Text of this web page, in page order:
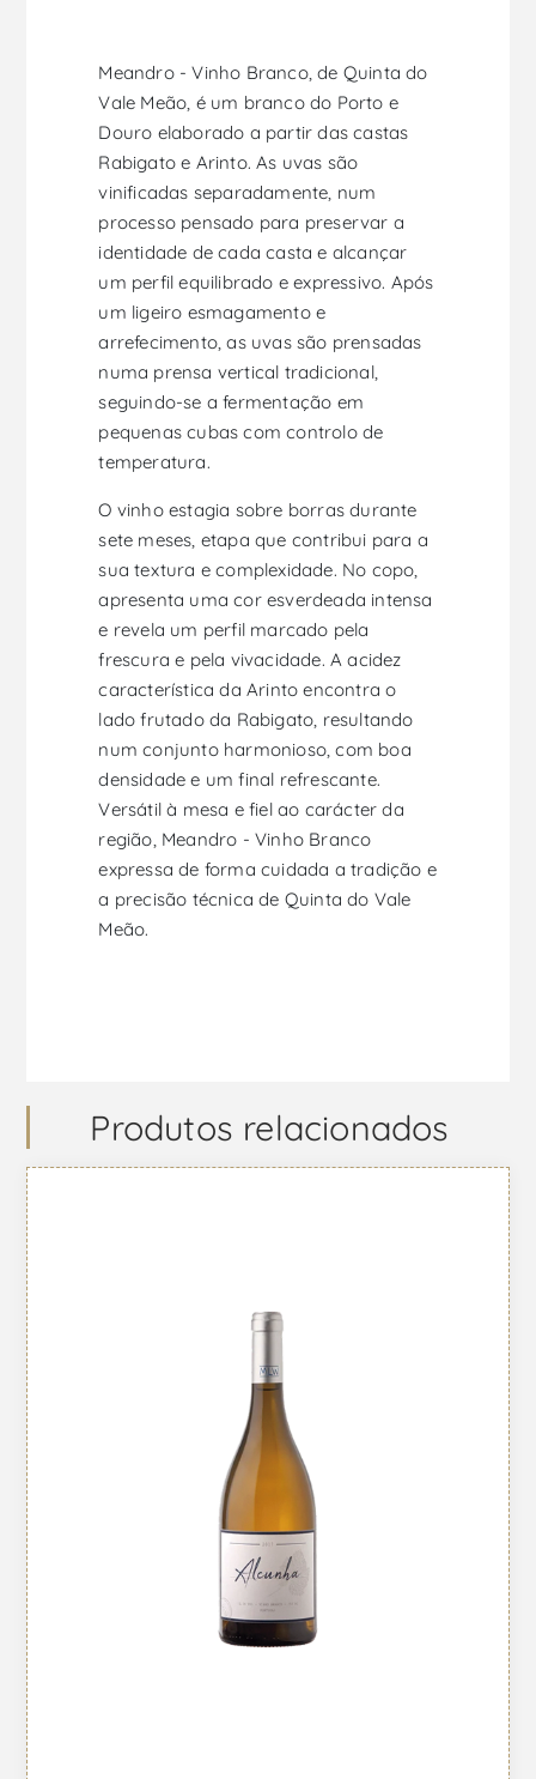
Meandro - Vinho Branco, de Quinta do
Vale Meão, é um branco do Porto e
Douro elaborado a partir das castas
Rabigato e Arinto. As uvas são
vinificadas separadamente, num
processo pensado para preservar a
identidade de cada casta e alcançar
um perfil equilibrado e expressivo. Após
um ligeiro esmagamento e
arrefecimento, as uvas são prensadas
numa prensa vertical tradicional,
seguindo-se a fermentação em
pequenas cubas com controlo de
temperatura.
O vinho estagia sobre borras durante
sete meses, etapa que contribui para a
sua textura e complexidade. No copo,
apresenta uma cor esverdeada intensa
e revela um perfil marcado pela
frescura e pela vivacidade. A acidez
característica da Arinto encontra o
lado frutado da Rabigato, resultando
num conjunto harmonioso, com boa
densidade e um final refrescante.
Versátil à mesa e fiel ao carácter da
região, Meandro - Vinho Branco
expressa de forma cuidada a tradição e
a precisão técnica de Quinta do Vale
Meão.
Produtos relacionados